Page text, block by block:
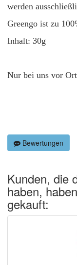
werden
Greengo ist zu
Inhalt: 30g
Nur bei uns vor
Bewertungen
Kunden, die
haben,
gekauft: